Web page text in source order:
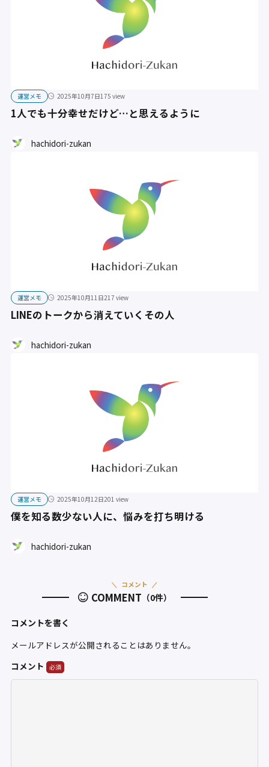
運営メモ 2025年10月7日175 view
1人でも十分幸せだけど…と思えるように
hachidori-zukan
運営メモ 2025年10月11日217 view
LINEのトークから消えていくその人
hachidori-zukan
運営メモ 2025年10月12日201 view
僕を知る数少ない人に、悩みを打ち明ける
hachidori-zukan
COMMENT （0件）
コメント
コメントを書く
メールアドレスが公開されることはありません。
コメント